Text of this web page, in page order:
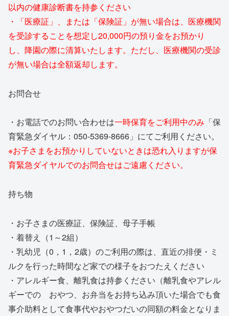
以内の健康診断書を持参ください
・「医療証」、または「保険証」が無い場合は、医療機関
を受診することを想定し20,000円の預り金をお預かり
し、降園の際に清算いたします。ただし、医療機関の受診
が無い場合は全額返却します。
お問合せ
・お電話でのお問い合わせは一時保育をご利用中のみ 「保
育緊急ダイヤル：050-5369-8666」にてご利用ください。
※お子さまをお預かりしていないときは恐れ入りますが保
育緊急ダイヤルでのお問合せはご遠慮ください。
持ち物
・お子さまの医療証、保険証、母子手帳
・着替え（1～2組）
・乳幼児（0，1，2歳）のご利用の際は、直近の排便・ミ
ルクを行った時間など家での様子をおつたえください
・アレルギー食、離乳食は持参ください（離乳食やアレル
ギーでの おやつ、お弁当をお持ち込み頂いた場合でも食
事介助料として食事代やおやつだいの同額の料金となりま